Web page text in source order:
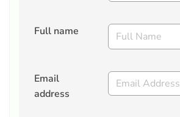
Full name
Email
address